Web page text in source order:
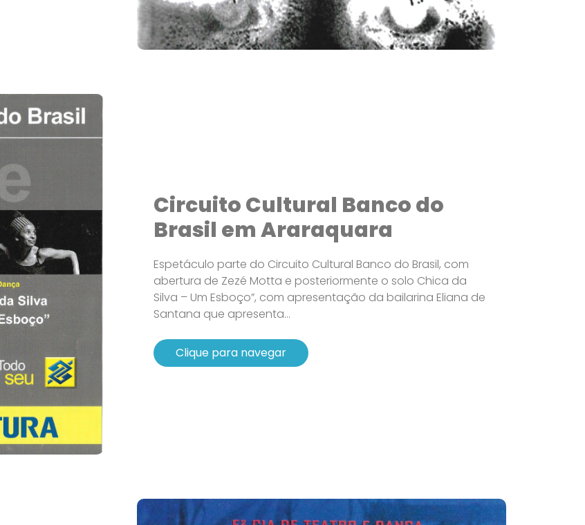
Circuito Cultural Banco do
Brasil em Araraquara
Espetáculo parte do Circuito Cultural Banco do Brasil, com
abertura de Zezé Motta e posteriormente o solo Chica da
Silva – Um Esboço”, com apresentação da bailarina Eliana de
Santana que apresenta...
Clique para navegar